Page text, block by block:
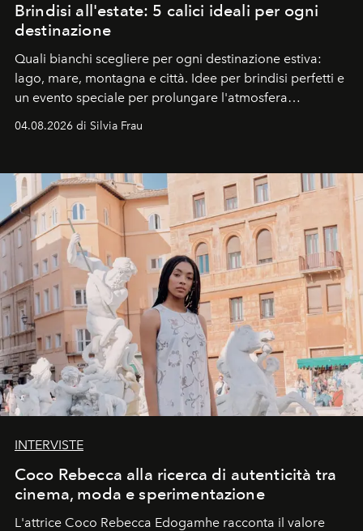
Brindisi all'estate: 5 calici ideali per ogni
destinazione
Quali bianchi scegliere per ogni destinazione estiva:
lago, mare, montagna e città. Idee per brindisi perfetti e
un evento speciale per prolungare l'atmosfera
04.08.2026 di Silvia Frau
INTERVISTE
Coco Rebecca alla ricerca di autenticità tra
cinema, moda e sperimentazione
L'attrice Coco Rebecca Edogamhe racconta il valore